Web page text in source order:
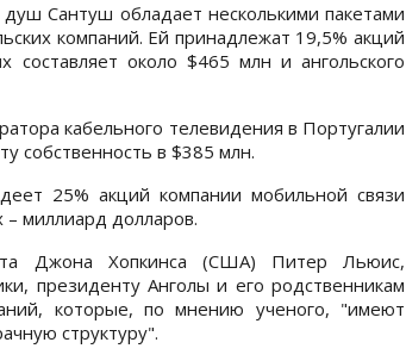
Сантуш обладает несколькими пакетами
компаний. Ей принадлежат 19,5% акций
составляет около $465 млн и ангольского
кабельного телевидения в Португалии
собственность в $385 млн.
25% акций компании мобильной связи
миллиард долларов.
Джона Хопкинса (США) Питер Льюис,
президенту Анголы и его родственникам
которые, по мнению ученого, "имеют
структуру".